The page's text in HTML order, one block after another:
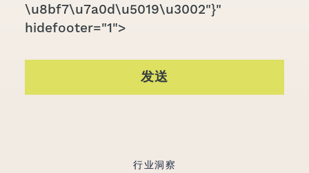
\u8bf7\u7a0d\u5019\u3002"}"
hidefooter="1">
发送
行业洞察